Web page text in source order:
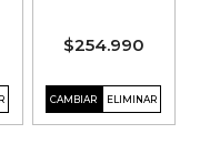
$254.990